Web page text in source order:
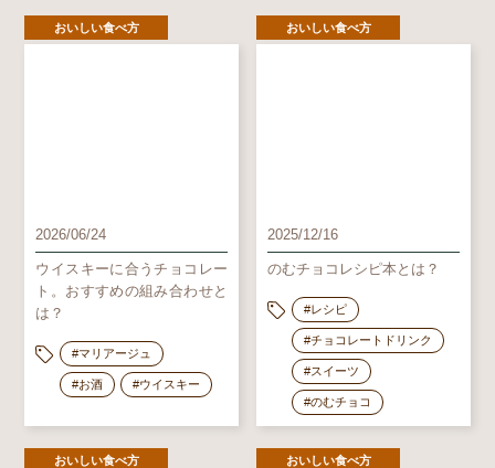
おいしい食べ方
2026/06/24
ウイスキーに合うチョコレー
ト。おすすめの組み合わせと
は？
#マリアージュ
#お酒 #ウイスキー
おいしい食べ方
2025/12/16
のむチョコレシピ本とは？
#レシピ
#チョコレートドリンク
#スイーツ
#のむチョコ
おいしい食べ方 おいしい食べ方